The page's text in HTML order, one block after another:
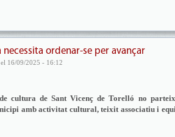
ordenar-se per avançar
el 16/09/2025 - 16:12
cultura de Sant Vicenç de Torelló no
amb activitat cultural, teixit associatiu i